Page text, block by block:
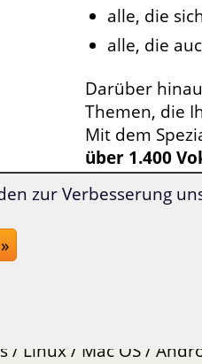
alle, die
alle, die
Darüber
Themen, die
Mit dem
über 1.400
perfekt zum
nützliche,
und nach 35
/ Linux / Mac OS /
zur Verbesserung